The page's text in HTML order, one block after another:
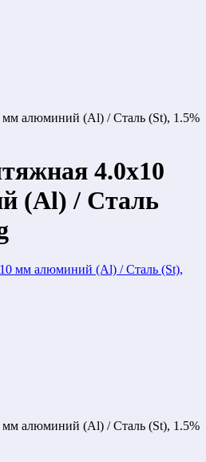
мм алюминий (Al) / Cталь (St), 1.5%
4.0х10
(Al) / Cталь
мм алюминий (Al) / Cталь (St), 1.5%